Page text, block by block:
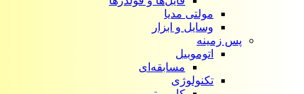
مولتی مدیا
وسایل و ابزار
پس زمینه
اتوموبیل
مسابقه‌ای
تکنولوژی